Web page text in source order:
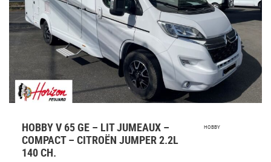
HOBBY V 65 GE – LIT JUMEAUX –
COMPACT – CITROËN JUMPER 2.2L
140 CH.
HOBBY